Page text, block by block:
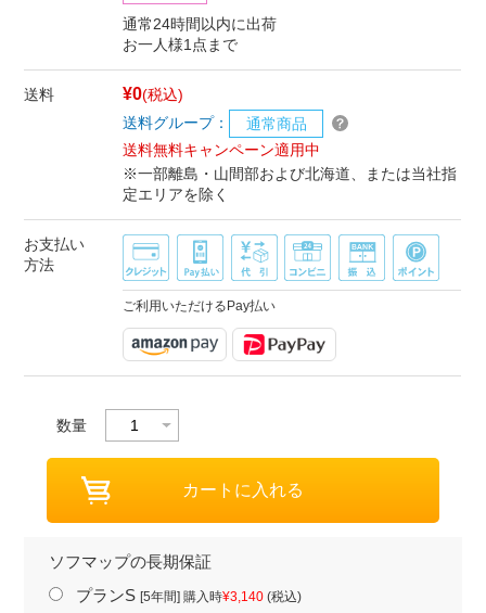
通常24時間以内に出荷
お一人様1点まで
送料 ¥0(税込)
送料グループ：
通常商品
送料無料キャンペーン適用中
※一部離島・山間部および北海道、または当社指
定エリアを除く
お支払い
方法
ご利用いただけるPay払い
数量
ソフマップの長期保証
プランS [5年間] 購入時¥3,140(税込)